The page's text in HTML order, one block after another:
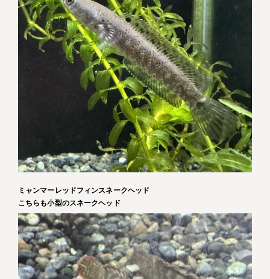
ミャンマーレッドフィンスネークヘッド
こちらも小型のスネークヘッド